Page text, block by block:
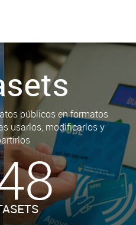
públicos en formatos
usarlos, modificarlos y